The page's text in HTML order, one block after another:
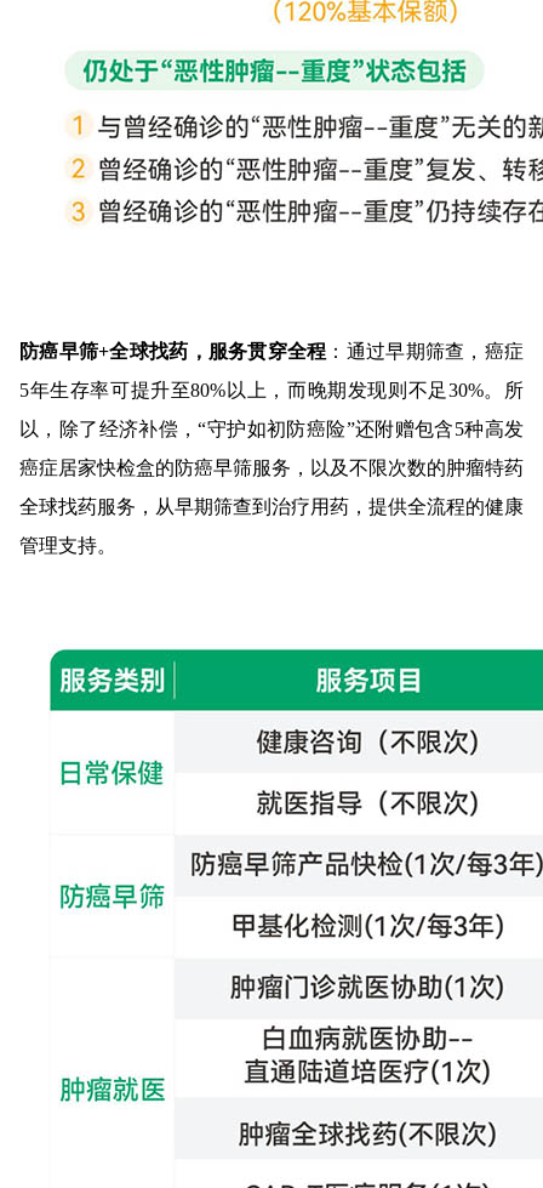
防癌早筛+全球找药，服务贯穿全程 ：通过早期筛查，癌症
5年生存率可提升至80%以上，而晚期发现则不足30%。所
以，除了经济补偿，“守护如初防癌险”还附赠包含5种高发
癌症居家快检盒的防癌早筛服务，以及不限次数的肿瘤特药
全球找药服务，从早期筛查到治疗用药，提供全流程的健康
管理支持。